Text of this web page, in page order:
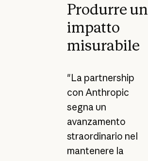
Produrre un
impatto
misurabile
"La partnership
con Anthropic
segna un
avanzamento
straordinario nel
mantenere la